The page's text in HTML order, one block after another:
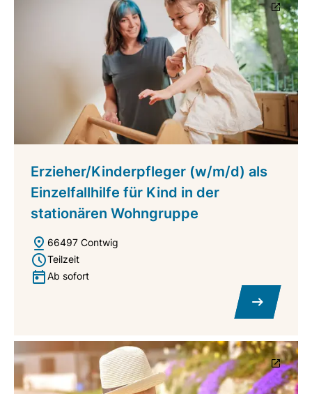
Erzieher/Kinderpfleger (w/m/d) als
Einzelfallhilfe für Kind in der
stationären Wohngruppe
66497 Contwig
Teilzeit
Ab sofort